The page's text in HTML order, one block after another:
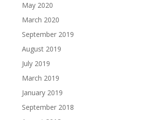
May 2020
March 2020
September 2019
August 2019
July 2019
March 2019
January 2019
September 2018